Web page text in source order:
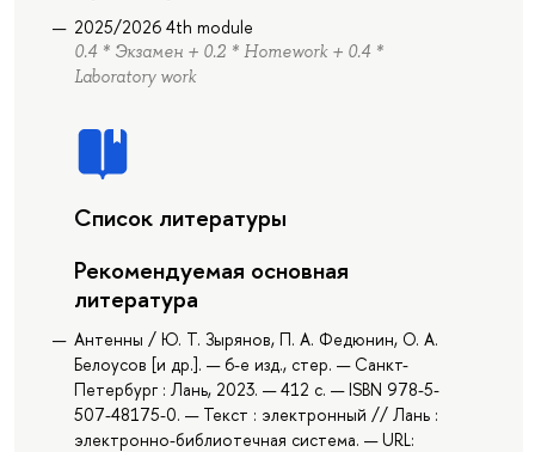
2025/2026 4th module
0.4 * Экзамен + 0.2 * Homework + 0.4 *
Laboratory work
Список литературы
Рекомендуемая основная
литература
Антенны / Ю. Т. Зырянов, П. А. Федюнин, О. А.
Белоусов [и др.]. — 6-е изд., стер. — Санкт-
Петербург : Лань, 2023. — 412 с. — ISBN 978-5-
507-48175-0. — Текст : электронный // Лань :
электронно-библиотечная система. — URL: